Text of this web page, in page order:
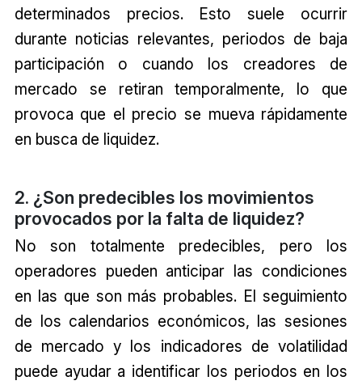
determinados precios. Esto suele ocurrir
durante noticias relevantes, periodos de baja
participación o cuando los creadores de
mercado se retiran temporalmente, lo que
provoca que el precio se mueva rápidamente
en busca de liquidez.
2. ¿Son predecibles los movimientos
provocados por la falta de liquidez?
No son totalmente predecibles, pero los
operadores pueden anticipar las condiciones
en las que son más probables. El seguimiento
de los calendarios económicos, las sesiones
de mercado y los indicadores de volatilidad
puede ayudar a identificar los periodos en los